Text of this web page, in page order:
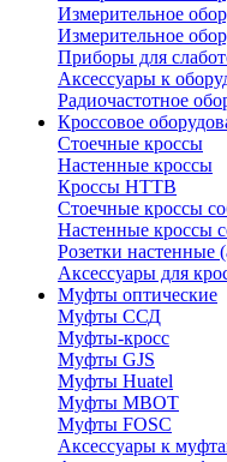
Измерительное
Измерительное
Приборы для
Аксессуары к
Радиочастотное
Кроссовое
Стоечные кроссы
Настенные кроссы
Кроссы HTTB
Стоечные кроссы
Настенные кроссы
Розетки настенные
Аксессуары для
Муфты оптические
Муфты ССД
Муфты-кросс
Муфты GJS
Муфты Huatel
Муфты МВОТ
Муфты FOSC
Аксессуары к